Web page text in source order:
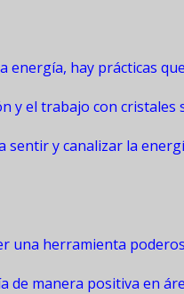
energía, hay prácticas
y el trabajo con cristales
sentir y canalizar la
una herramienta
de manera positiva en